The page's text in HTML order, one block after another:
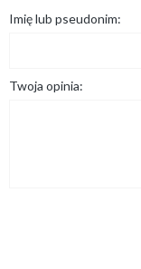
Imię lub pseudonim:
Twoja opinia: